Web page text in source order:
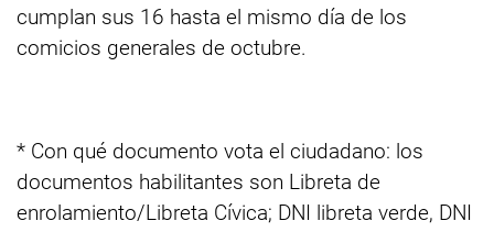
cumplan sus 16 hasta el mismo día de los
comicios generales de octubre.
* Con qué documento vota el ciudadano: los
documentos habilitantes son Libreta de
enrolamiento/Libreta Cívica; DNI libreta verde, DNI